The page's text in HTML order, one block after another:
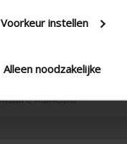
Voorkeur instellen
Alleen noodzakelijke